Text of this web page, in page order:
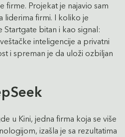
Projekat je najavio sam
liderima firmi. I koliko je
bitan i kao signal:
inteligencije a privatni
i spreman je da uloži ozbiljan
u Kini, jedna firma koja se više
izašla je sa rezultatima